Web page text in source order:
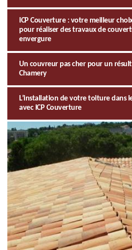
ICP Couverture : votre meilleur
pour réaliser des travaux de
envergure
Un couvreur pas cher pour un
Chamery
L’installation de votre toiture dans
avec ICP Couverture